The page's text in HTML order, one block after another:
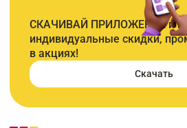
СКАЧИВАЙ ПРИЛОЖЕНИЕ и
индивидуальные скидки,
в акциях!
Скачать